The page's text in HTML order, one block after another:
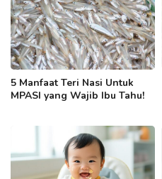
5 Manfaat Teri Nasi Untuk
MPASI yang Wajib Ibu Tahu!